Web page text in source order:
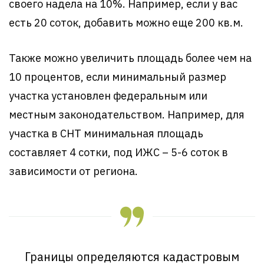
своего надела на 10%. Например, если у вас
есть 20 соток, добавить можно еще 200 кв.м.
Также можно увеличить площадь более чем на
10 процентов, если минимальный размер
участка установлен федеральным или
местным законодательством. Например, для
участка в СНТ минимальная площадь
составляет 4 сотки, под ИЖС – 5-6 соток в
зависимости от региона.
Границы определяются кадастровым